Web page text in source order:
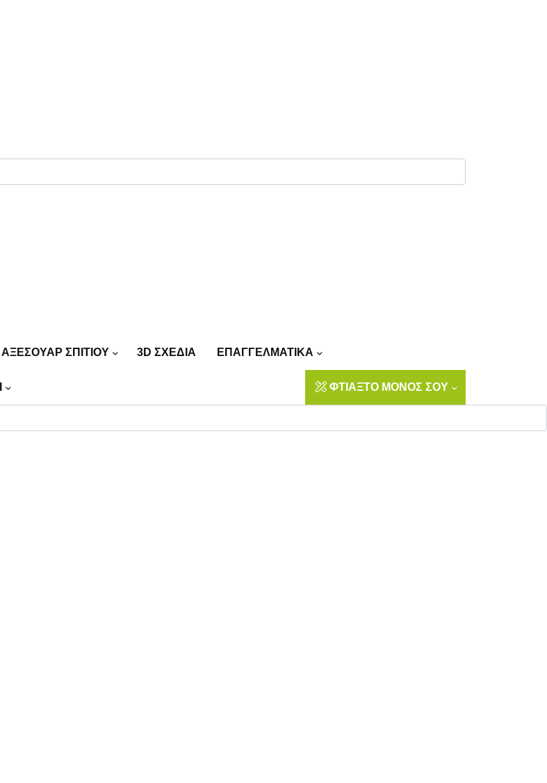
ΑΞΕΣΟΥΑΡ ΣΠΙΤΙΟΥ 3D ΣΧΕΔΙΑ ΕΠΑΓΓΕΛΜΑΤΙΚΑ
ΦΤΙΑΞΤΟ ΜΟΝΟΣ ΣΟΥ